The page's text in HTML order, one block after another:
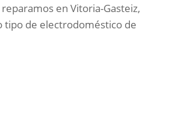
reparamos en Vitoria-Gasteiz,
tipo de electrodoméstico de